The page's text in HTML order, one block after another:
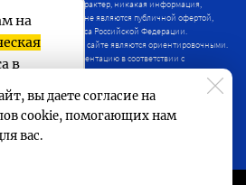
на
в
вы даете согласие на
cookie, помогающих нам
вас.
информационный характер, никакая информация,
при каких условиях не являются публичной офертой,
Гражданского кодекса Российской Федерации.
на настоящем сайте являются ориентировочными.
в проектную документацию в соответствии с